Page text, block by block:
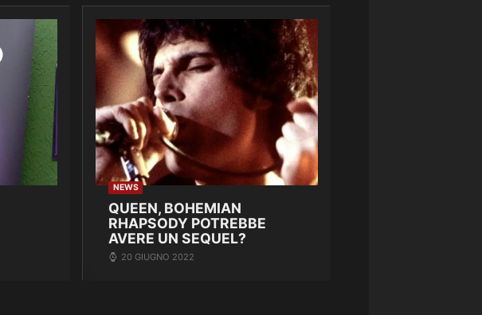
NEWS
QUEEN, BOHEMIAN
RHAPSODY POTREBBE
AVERE UN SEQUEL?
20 GIUGNO 2022